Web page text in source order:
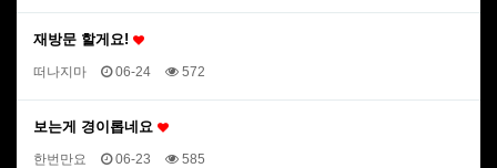
재방문 할게요!
떠나지마 06-24 572
보는게 경이롭네요
한번만요 06-23 585